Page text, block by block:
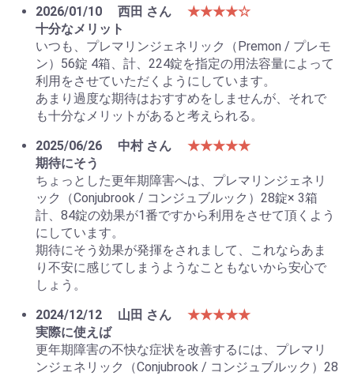
2026/01/10
西田 さん
★★★★☆
十分なメリット
いつも、プレマリンジェネリック（Premon / プレモ
ン）56錠 4箱、計、224錠を指定の用法容量によって
利用をさせていただくようにしています。
あまり過度な期待はおすすめをしませんが、それで
も十分なメリットがあると考えられる。
2025/06/26
中村 さん
★★★★★
期待にそう
ちょっとした更年期障害へは、プレマリンジェネリ
ック（Conjubrook / コンジュブルック）28錠× 3箱
計、84錠の効果が1番ですから利用をさせて頂くよう
にしています。
期待にそう効果が発揮をされまして、これならあま
り不安に感じてしまうようなこともないから安心で
しょう。
2024/12/12
山田 さん
★★★★★
実際に使えば
更年期障害の不快な症状を改善するには、プレマリ
ンジェネリック（Conjubrook / コンジュブルック）28